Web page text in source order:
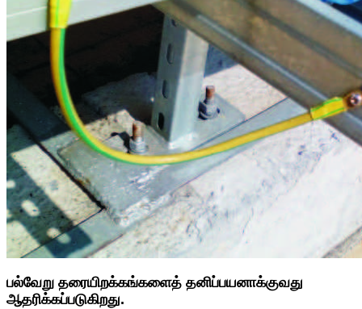
பல்வேறு தரையிறக்கங்களைத் தனிப்பயனாக்குவது
ஆதரிக்கப்படுகிறது.